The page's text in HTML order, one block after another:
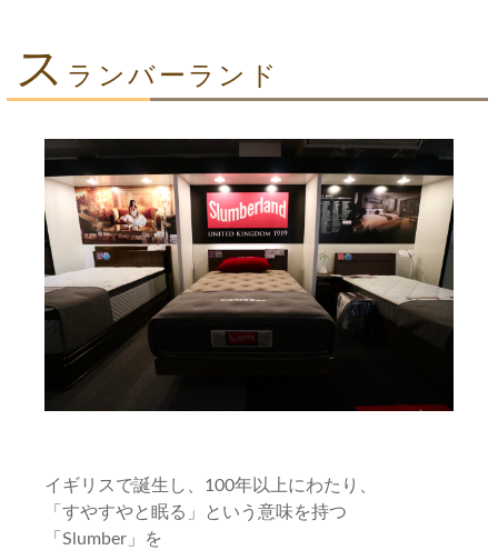
ス ランバーランド
イギリスで誕生し、100年以上にわたり、
「すやすやと眠る」という意味を持つ
「Slumber」を